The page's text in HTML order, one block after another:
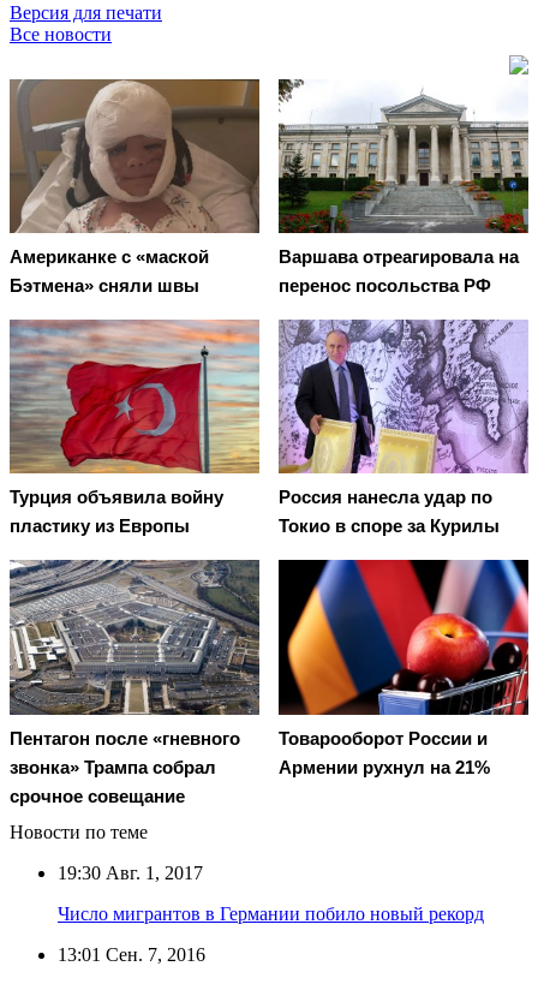
Версия для печати
Все новости
Американке с «маской
Бэтмена» сняли швы
Варшава отреагировала на
перенос посольства РФ
Турция объявила войну
пластику из Европы
Россия нанесла удар по
Токио в споре за Курилы
Пентагон после «гневного
звонка» Трампа собрал
срочное совещание
Товарооборот России и
Армении рухнул на 21%
Новости по теме
19:30 Авг. 1, 2017
Число мигрантов в Германии побило новый рекорд
13:01 Сен. 7, 2016